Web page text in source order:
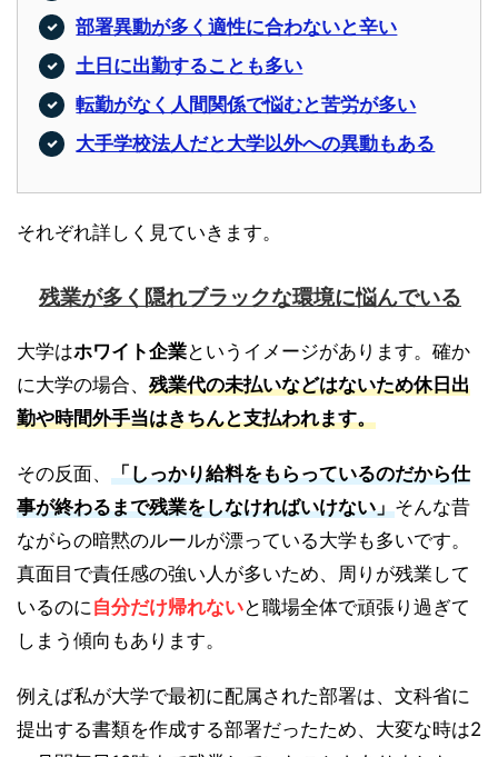
部署異動が多く適性に合わないと辛い
土日に出勤することも多い
転勤がなく人間関係で悩むと苦労が多い
大手学校法人だと大学以外への異動もある
それぞれ詳しく見ていきます。
残業が多く隠れブラックな環境に悩んでいる
大学はホワイト企業というイメージがあります。確か
に大学の場合、 残業代の未払いなどはないため休日出
勤や時間外手当はきちんと支払われます。
その反面、 「しっかり給料をもらっているのだから仕
事が終わるまで残業をしなければいけない」そんな昔
ながらの暗黙のルールが漂っている大学も多いです。
真面目で責任感の強い人が多いため、周りが残業して
いるのに 自分だけ帰れないと職場全体で頑張り過ぎて
しまう傾向もあります。
例えば私が大学で最初に配属された部署は、文科省に
提出する書類を作成する部署だったため、大変な時は2